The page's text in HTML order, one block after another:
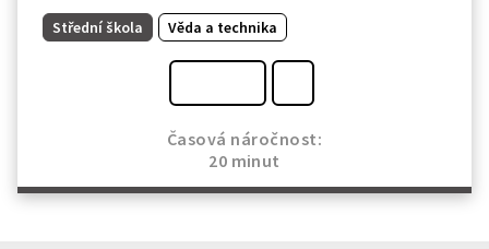
Střední škola Věda a technika
Časová náročnost:
20 minut